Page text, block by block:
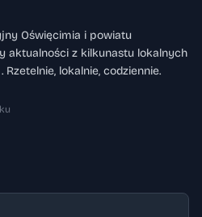
Oświęcimia i powiatu
aktualności z kilkunastu lokalnych
lokalnie, codziennie.